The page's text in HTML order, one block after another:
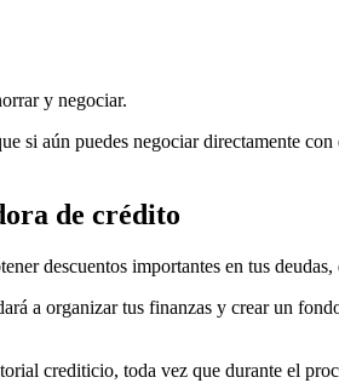
y negociar.
si aún puedes negociar directamente
de crédito
descuentos importantes en tus
a organizar tus finanzas y crear un
crediticio, toda vez que durante el